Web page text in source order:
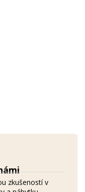
zkušeností v